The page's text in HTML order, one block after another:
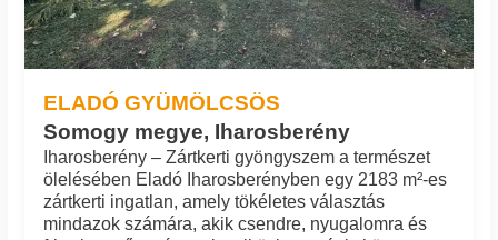
ELADÓ GYÜMÖLCSÖS
Somogy megye, Iharosberény
Iharosberény – Zártkerti gyöngyszem a természet
ölelésében Eladó Iharosberényben egy 2183 m²-es
zártkerti ingatlan, amely tökéletes választás
mindazok számára, akik csendre, nyugalomra és